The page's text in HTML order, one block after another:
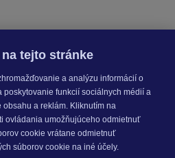
NOVINKY
tejto stránke
a analýzu informácií o
poskytovanie funkcií sociálnych médií a
a reklám. Kliknutím na
ovládania umožňujúceho odmietnuť
cookie vrátane odmietnuť
súborov cookie na iné účely.